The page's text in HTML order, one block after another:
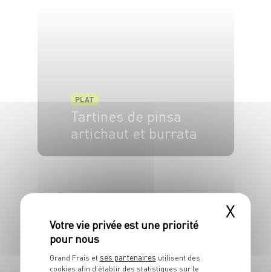
PLAT
Tartines de pinsa
artichaut et burrata
PLAT
X
Grand Frais et ses partenaires utilisent des
cookies afin d’établir des statistiques sur le